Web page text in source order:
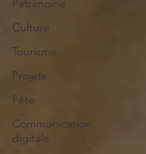
Patrimoine
Culture
Tourisme
Projets
Fête
Communication
digitale